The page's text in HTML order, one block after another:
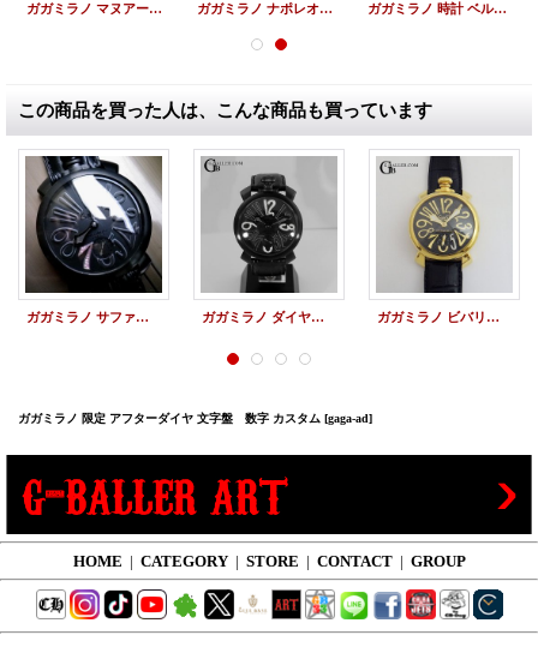
ガガミラノ マヌアーレ 40 アフターダイヤ レディース ガガミラノ ナポレオン 48mm アフターダイヤ カスタム ガガミラノ 時計 ベルト アフターダイヤ バックル ダイヤ
この商品を買った人は、こんな商品も買っています
ガガミラノ サファイア カスタム数字 アフターダイヤ ガガミラノ ダイヤカスタム 数字 マヌアーレ 5012 アフターダイヤ ガガミラノ ビバリーヒルズ 限定 アフターダイヤ
ガガミラノ 限定 アフターダイヤ 文字盤 数字 カスタム [gaga-ad]
HOME | CATEGORY | STORE | CONTACT | GROUP